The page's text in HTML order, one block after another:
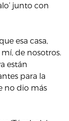
junto con
esa casa,
de nosotros.
están
para la
no dio más